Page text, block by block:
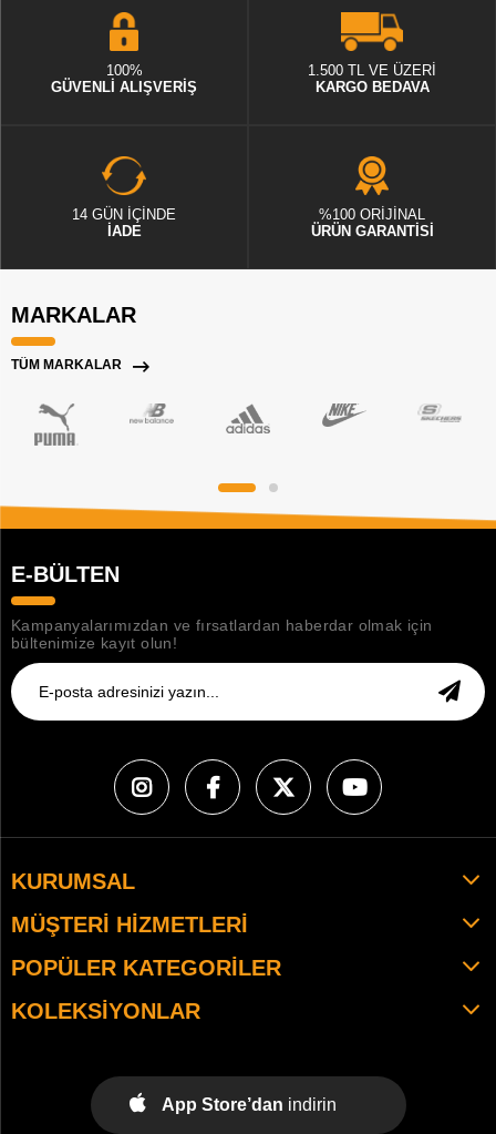
100%
GÜVENLİ ALIŞVERİŞ
1.500 TL VE ÜZERİ
KARGO BEDAVA
14 GÜN İÇİNDE
İADE
%100 ORİJİNAL
ÜRÜN GARANTİSİ
MARKALAR
TÜM MARKALAR
E-BÜLTEN
Kampanyalarımızdan ve fırsatlardan haberdar olmak için
bültenimize kayıt olun!
KURUMSAL
MÜŞTERI HIZMETLERI
POPÜLER KATEGORILER
KOLEKSIYONLAR
App Store’dan indirin